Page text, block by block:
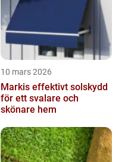
10 mars 2026
Markis effektivt solskydd
för ett svalare och
skönare hem